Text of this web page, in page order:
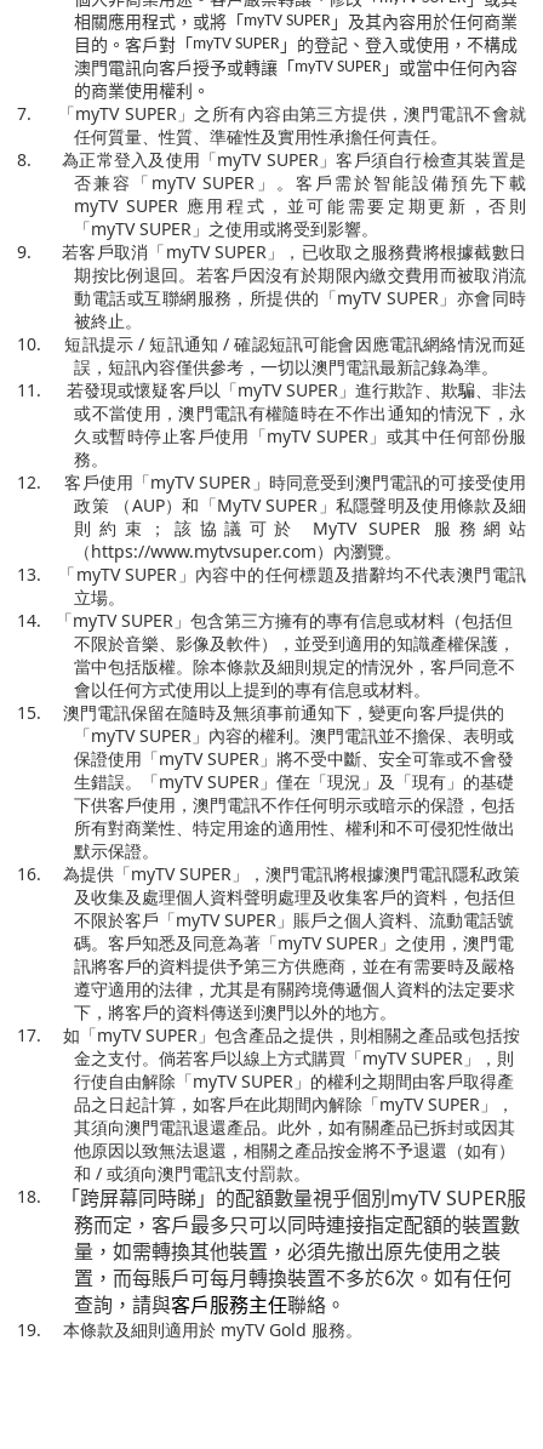
相關應用程式，或將「myTV SUPER 」及其內容用於任何商業
目的。客戶對「myTV SUPER 」的登記、登入或使用，不構成
澳門電訊向客戶授予或轉讓「myTV SUPER 」或當中任何內容
的商業使用權利。
7. 「myTV SUPER」之所有內容由第三方提供，澳門電訊不會就
任何質量、性質、準確性及實用性承擔任何責任。
8.
為正常登入及使用「myTV SUPER」客戶須自行檢查其裝置是
否兼容「 myTV SUPER 」。客戶需於智能設備預先下載
myTV SUPER 應用程式，並可能需要定期更新，否則
「myTV SUPER 」之使用或將受到影響。
9.
若客戶取消「myTV SUPER」，已收取之服務費將根據截數日
期按比例退回。若客戶因沒有於期限內繳交費用而被取消流
動電話或互聯網服務，所提供的「myTV SUPER」亦會同時
被終止。
10.
短訊提示 /短訊通知 /確認短訊可能會因應電訊網絡情況而延
誤，短訊內容僅供參考，一切以澳門電訊最新記錄為準。
11.
若發現或懷疑客戶以「myTV SUPER」進行欺詐、欺騙、非法
或不當使用，澳門電訊有權隨時在不作出通知的情況下，永
久或暫時停止客戶使用「myTV SUPER」或其中任何部份服
務。
12.
客戶使用「myTV SUPER 」時同意受到澳門電訊的可接受使用
政策 （AUP）和「MyTV SUPER 」私隱聲明及使用條款及細
則約束；該協議可於 MyTV SUPER 服務網站
（https://www.mytvsuper.com）內瀏覽。
13.
「myTV SUPER 」內容中的任何標題及措辭均不代表澳門電訊
立場。
14.
「myTV SUPER 」包含第三方擁有的專有信息或材料（包括但
不限於音樂、影像及軟件），並受到適用的知識產權保護，
當中包括版權。除本條款及細則規定的情況外，客戶同意不
會以任何方式使用以上提到的專有信息或材料。
15.
澳門電訊保留在隨時及無須事前通知下，變更向客戶提供的
「myTV SUPER 」內容的權利。澳門電訊並不擔保、表明或
保證使用「myTV SUPER 」將不受中斷、安全可靠或不會發
生錯誤。「myTV SUPER 」僅在「現況」及「現有」的基礎
下供客戶使用，澳門電訊不作任何明示或暗示的保證，包括
所有對商業性、特定用途的適用性、權利和不可侵犯性做出
默示保證。
16.
為提供「myTV SUPER 」，澳門電訊將根據澳門電訊隱私政策
及收集及處理個人資料聲明處理及收集客戶的資料，包括但
不限於客戶「myTV SUPER 」賬戶之個人資料、流動電話號
碼。客戶知悉及同意為著「myTV SUPER 」之使用，澳門電
訊將客戶的資料提供予第三方供應商，並在有需要時及嚴格
遵守適用的法律，尤其是有關跨境傳遞個人資料的法定要求
下，將客戶的資料傳送到澳門以外的地方。
17.
如「myTV SUPER 」包含產品之提供，則相關之產品或包括按
金之支付。倘若客戶以線上方式購買「myTV SUPER 」，則
行使自由解除「myTV SUPER 」的權利之期間由客戶取得產
品之日起計算，如客戶在此期間內解除「myTV SUPER 」，
其須向澳門電訊退還產品。此外，如有關產品已拆封或因其
他原因以致無法退還，相關之產品按金將不予退還（如有）
和/或須向澳門電訊支付罰款。
18.
「跨屏幕同時睇」的配額數量視乎個別myTV SUPER服
務而定，客戶最多只可以同時連接指定配額的裝置數
量，如需轉換其他裝置，必須先撤出原先使用之裝
置，而每賬戶可每月轉換裝置不多於6次。如有任何
查詢，請與客戶服務主任聯絡。
19. 本條款及細則適用於 myTV Gold 服務。